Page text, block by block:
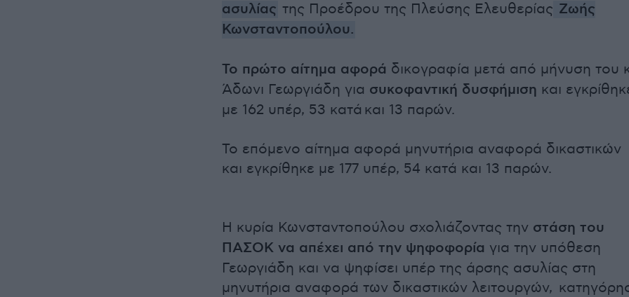
ασυλίας της Προέδρου της Πλεύσης Ελευθερίας Ζωής
Κωνσταντοπούλου.
Το πρώτο αίτημα αφορά δικογραφία μετά από μήνυση του
Άδωνι Γεωργιάδη για συκοφαντική δυσφήμιση και
με 162 υπέρ, 53 κατά και 13 παρών.
Το επόμενο αίτημα αφορά μηνυτήρια αναφορά δικαστικών
και εγκρίθηκε με 177 υπέρ, 54 κατά και 13 παρών.
Η κυρία Κωνσταντοπούλου σχολιάζοντας την στάση του
ΠΑΣΟΚ να απέχει από την ψηφοφορία για την υπόθεση
Γεωργιάδη και να ψηφίσει υπέρ της άρσης ασυλίας στη
μηνυτήρια αναφορά των δικαστικών λειτουργών,